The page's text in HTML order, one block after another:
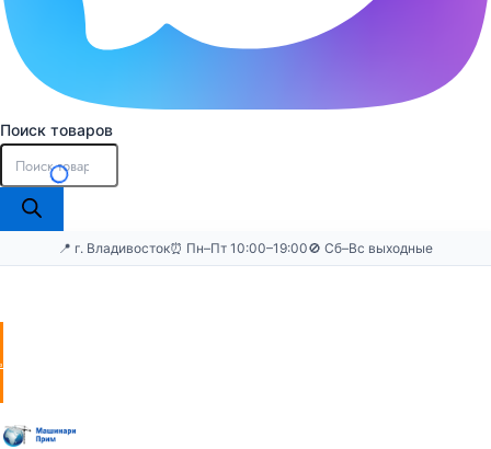
Поиск товаров
📍 г. Владивосток⏰ Пн–Пт 10:00–19:00🚫 Сб–Вс выходные
заявку